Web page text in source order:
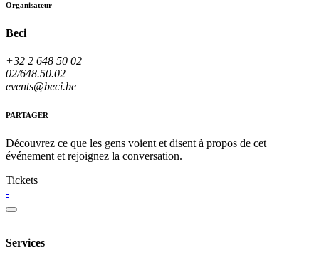
Organisateur
Beci
+32 2 648 50 02
02/648.50.02
events@beci.be
PARTAGER
Découvrez ce que les gens voient et disent à propos de cet
événement et rejoignez la conversation.
Tickets
-
Services